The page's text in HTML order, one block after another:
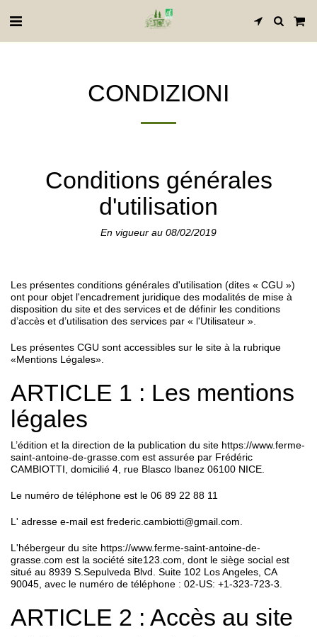
CONDIZIONI
Conditions générales
d'utilisation
En vigueur au 08/02/2019
Les présentes conditions générales d'utilisation (dites « CGU »)
ont pour objet l'encadrement juridique des modalités de mise à
disposition du site et des services et de définir les conditions
d’accès et d’utilisation des services par « l'Utilisateur ».
Les présentes CGU sont accessibles sur le site à la rubrique
«Mentions Légales».
ARTICLE 1 : Les mentions
légales
L’édition et la direction de la publication du site https://www.ferme-
saint-antoine-de-grasse.com est assurée par Frédéric
CAMBIOTTI, domicilié 4, rue Blasco Ibanez 06100 NICE.
Le numéro de téléphone est le 06 89 22 88 11
L' adresse e-mail est frederic.cambiotti@gmail.com.
L'hébergeur du site https://www.ferme-saint-antoine-de-
grasse.com est la société site123.com, dont le siège social est
situé au 8939 S.Sepulveda Blvd. Suite 102 Los Angeles, CA
90045, avec le numéro de téléphone : 02-US: +1-323-723-3.
ARTICLE 2 : Accès au site